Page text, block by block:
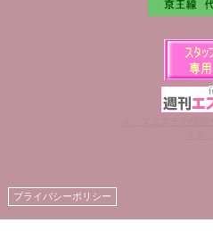
プライバシーポリシー